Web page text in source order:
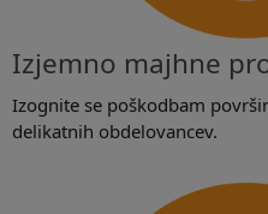
Izjemno majhne
Izognite se poškodbam
delikatnih obdelovancev.